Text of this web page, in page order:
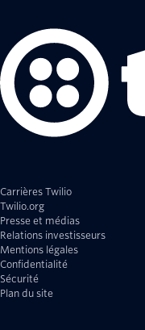
Carrières Twilio
Twilio.org
Presse et médias
Relations investisseurs
Mentions légales
Confidentialité
Sécurité
Plan du site